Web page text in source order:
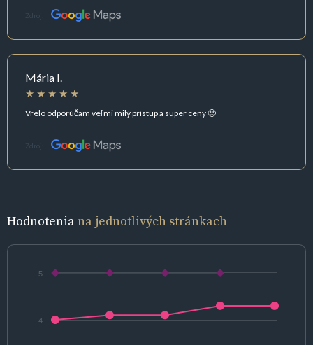
Zdroj:
Mária I.
Vrelo odporúčam veľmi milý prístup a super ceny 🙂
Zdroj:
Hodnoteniana jednotlivých stránkach
4
5